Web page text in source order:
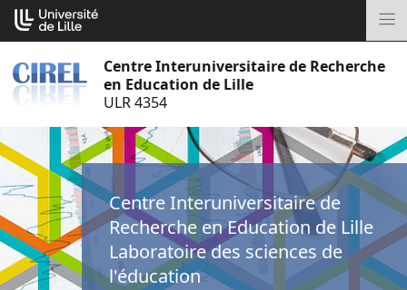
Aller
au
Centre Interuniversitaire de Recherche
en Education de Lille
ULR 4354
Centre Interuniversitaire de
Recherche en Education de Lille
Laboratoire des sciences de
l'éducation
Cookies management panel